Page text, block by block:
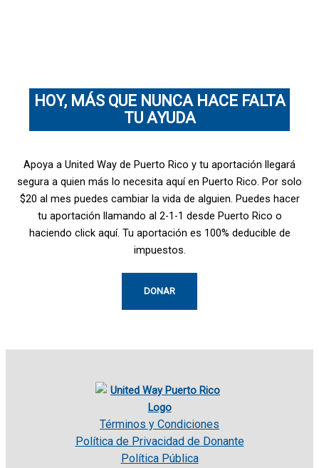
HOY, MÁS QUE NUNCA HACE FALTA
TU AYUDA
Apoya a United Way de Puerto Rico y tu aportación llegará
segura a quien más lo necesita aquí en Puerto Rico. Por solo
$20 al mes puedes cambiar la vida de alguien. Puedes hacer
tu aportación llamando al 2-1-1 desde Puerto Rico o
haciendo click aquí. Tu aportación es 100% deducible de
impuestos.
DONAR
Términos y Condiciones
Política de Privacidad de Donante
Política Pública